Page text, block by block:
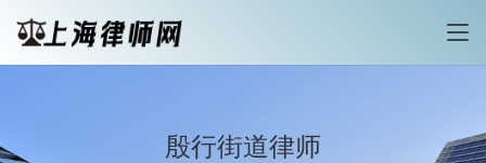
殷行街道律师